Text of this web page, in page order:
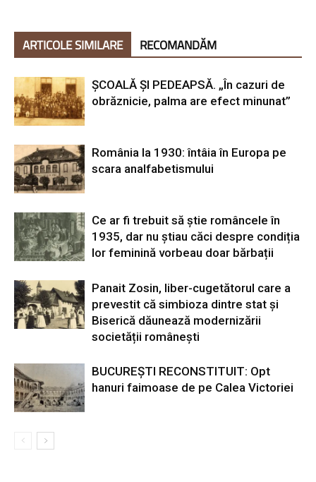
ARTICOLE SIMILARE RECOMANDĂM
ȘCOALĂ ȘI PEDEAPSĂ. „În cazuri de
obrăznicie, palma are efect minunat”
România la 1930: întâia în Europa pe
scara analfabetismului
Ce ar fi trebuit să știe româncele în
1935, dar nu știau căci despre condiția
lor feminină vorbeau doar bărbații
Panait Zosin, liber-cugetătorul care a
prevestit că simbioza dintre stat și
Biserică dăunează modernizării
societății românești
BUCUREȘTI RECONSTITUIT: Opt
hanuri faimoase de pe Calea Victoriei